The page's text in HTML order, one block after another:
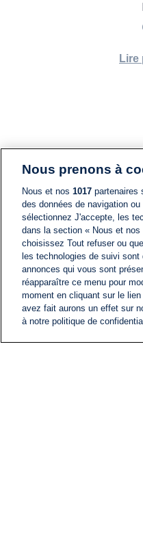
Lire
Nous prenons à
Nous et nos 1017 partenaires
des données de navigation
sélectionnez J'accepte, les
dans la section « Nous et
choisissez Tout refuser ou
les technologies de suivi
annonces qui vous sont
réapparaître ce menu pour
moment en cliquant sur le
avez fait aurons un effet sur
à notre politique de